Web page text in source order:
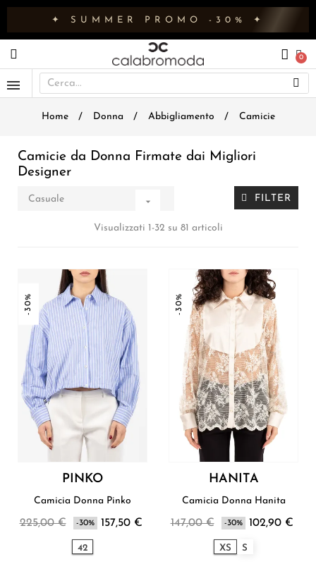
✦ SUMMER PROMO -30% ✦
Home Donna Abbigliamento Camicie
Camicie da Donna Firmate dai Migliori
Designer
Casuale  FILTER
Visualizzati 1-32 su 81 articoli
-30%
PINKO
Camicia Donna Pinko
225,00 € -30% 157,50 €
42
-30%
HANITA
Camicia Donna Hanita
147,00 € -30% 102,90 €
XS S